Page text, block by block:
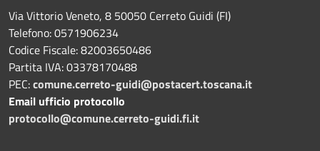
Via Vittorio Veneto, 8 50050 Cerreto Guidi (FI)
Telefono: 0571906234
Codice Fiscale: 82003650486
Partita IVA: 03378170488
PEC:comune.cerreto-guidi@postacert.toscana.it
Email ufficio protocollo
protocollo@comune.cerreto-guidi.fi.it